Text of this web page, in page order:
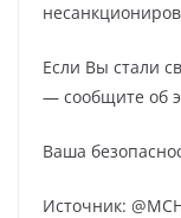
Если Вы стали
— сообщите об
Ваша
Источник: